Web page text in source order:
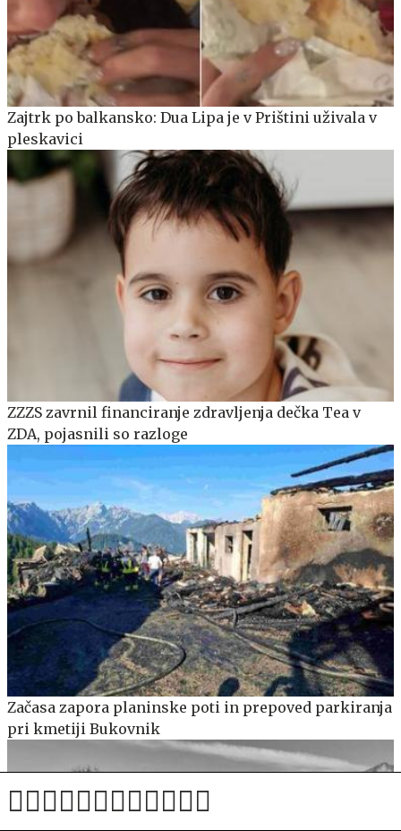
Zajtrk po balkansko: Dua Lipa je v Prištini uživala v
pleskavici
ZZZS zavrnil financiranje zdravljenja dečka Tea v
ZDA, pojasnili so razloge
Začasa zapora planinske poti in prepoved parkiranja
pri kmetiji Bukovnik